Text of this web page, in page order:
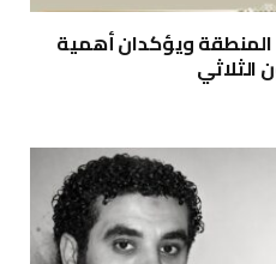
المنطقة ويؤكدان أهمية
الثلاثي